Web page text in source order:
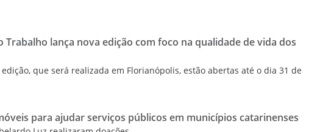
Trabalho lança nova edição com foco na qualidade de vida dos
que será realizada em Florianópolis, estão abertas até o dia 31 de
para ajudar serviços públicos em municípios catarinenses